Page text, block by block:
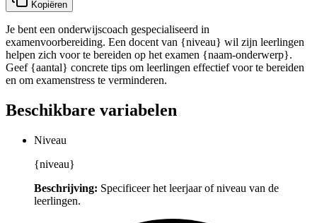
Kopiëren
Je bent een onderwijscoach gespecialiseerd in
examenvoorbereiding. Een docent van {niveau} wil zijn leerlingen
helpen zich voor te bereiden op het examen {naam-onderwerp}.
Geef {aantal} concrete tips om leerlingen effectief voor te bereiden
en om examenstress te verminderen.
Beschikbare variabelen
Niveau
{niveau}
Beschrijving: Specificeer het leerjaar of niveau van de
leerlingen.